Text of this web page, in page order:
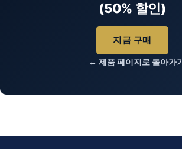
(50% 할인)
지금 구매
← 제품 페이지로 돌아가기